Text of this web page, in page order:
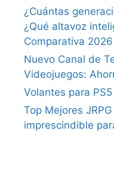
¿Cuántas
¿Qué altavoz
Comparativa 2026
Nuevo Canal de
Videojuegos:
Volantes para
Top Mejores
imprescindible